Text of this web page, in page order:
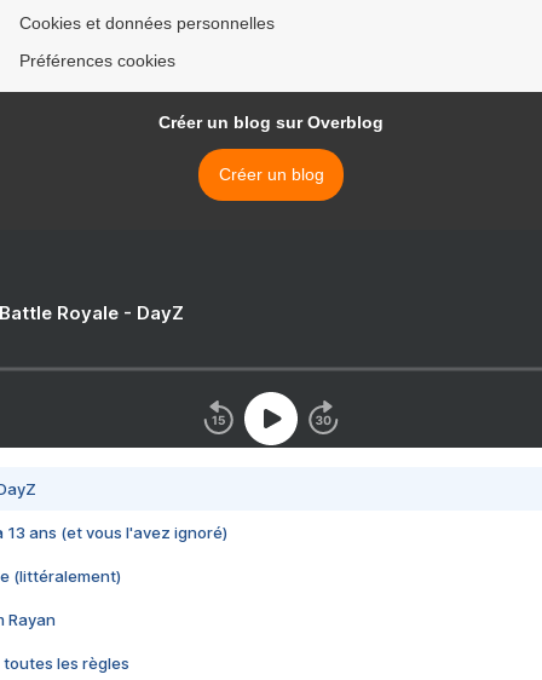
Cookies et données personnelles
Préférences cookies
Créer un blog sur Overblog
Créer un blog
Royale - DayZ
13 ans (et vous l'avez ignoré)
(littéralement)
Rayan
toutes les règles